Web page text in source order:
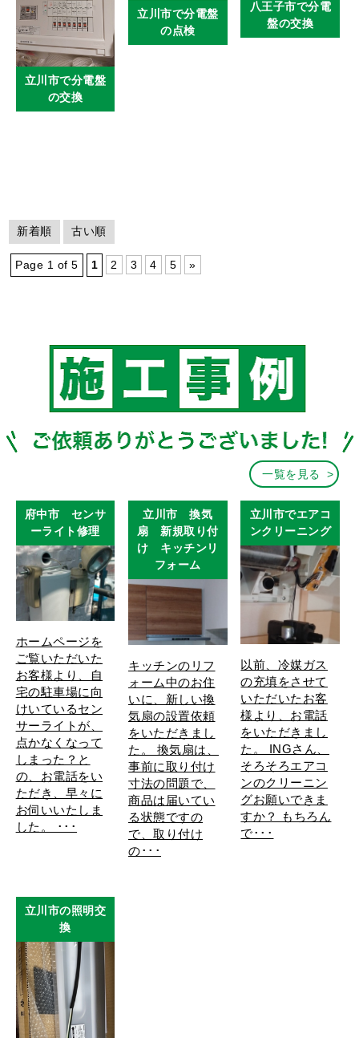
立川市で分電盤
の交換
立川市で分電盤
の点検
八王子市で分電
盤の交換
新着順 古い順
Page 1 of 5 1 2 3 4 5 »
一覧を見る
府中市 センサ
ーライト修理
ホームページを
ご覧いただいた
お客様より、自
宅の駐車場に向
けいているセン
サーライトが、
点かなくなって
しまった？と
の、お電話をい
ただき、早々に
お伺いいたしま
した。 ･･･
立川市 換気
扇 新規取り付
け キッチンリ
フォーム
キッチンのリフ
ォーム中のお住
いに、新しい換
気扇の設置依頼
をいただきまし
た。 換気扇は、
事前に取り付け
寸法の問題で、
商品は届いてい
る状態ですの
で、取り付け
の･･･
立川市でエアコ
ンクリーニング
以前、冷媒ガス
の充填をさせて
いただいたお客
様より、お電話
をいただきまし
た。 INGさん、
そろそろエアコ
ンのクリーニン
グお願いできま
すか？ もちろん
で･･･
立川市の照明交
換